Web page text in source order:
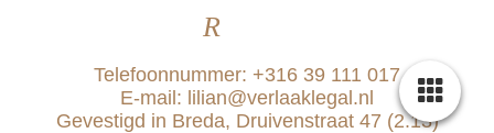
R
Telefoonnummer: +316 39 111 017
E-mail: lilian@verlaaklegal.nl
Gevestigd in Breda, Druivenstraat 47 (2.13)